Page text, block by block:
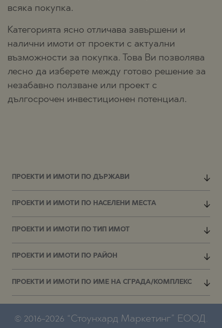
всяка покупка.
Категорията ясно отличава завършени и
налични имоти от проекти с актуални
възможности за покупка. Това Ви позволява
лесно да изберете между готово решение за
незабавно ползване или проект с
дългосрочен инвестиционен потенциал.
ПРОЕКТИ И ИМОТИ ПО ДЪРЖАВИ
ПРОЕКТИ И ИМОТИ ПО НАСЕЛЕНИ МЕСТА
ПРОЕКТИ И ИМОТИ ПО ТИП ИМОТ
ПРОЕКТИ И ИМОТИ ПО РАЙОН
ПРОЕКТИ И ИМОТИ ПО ИМЕ НА СГРАДА/КОМПЛЕКС
© 2016-2026 “Стоунхард Маркетинг” ЕООД.